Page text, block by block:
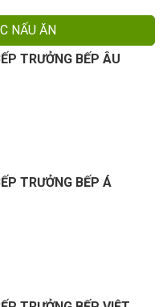
NẤU ĂN
TRƯỞNG BẾP ÂU
TRƯỞNG BẾP Á